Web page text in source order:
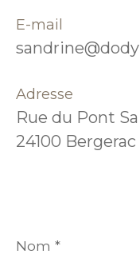
E-mail
Adresse
Rue du Pont
24100 Bergerac
*